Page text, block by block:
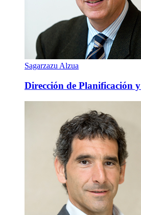
Sagarzazu Alzua
Dirección de Planificación